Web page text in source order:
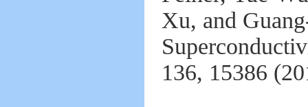
Xu, and
136, 15386